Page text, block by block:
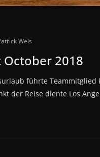
Weis
October 2018
führte Teammitglied
der Reise diente Los